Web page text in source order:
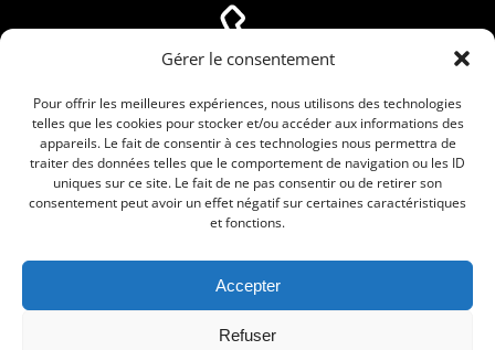
Gérer le consentement
Pour offrir les meilleures expériences, nous utilisons des technologies
telles que les cookies pour stocker et/ou accéder aux informations des
appareils. Le fait de consentir à ces technologies nous permettra de
traiter des données telles que le comportement de navigation ou les ID
uniques sur ce site. Le fait de ne pas consentir ou de retirer son
consentement peut avoir un effet négatif sur certaines caractéristiques
et fonctions.
Accepter
Refuser
04 66 88 01 05
© 2026 Commune de Le Cailar. Service proposé